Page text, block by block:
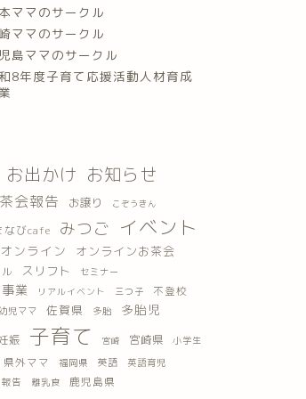
ママのサークル
ママのサークル
島ママのサークル
8年度子育て応援活動人材育成
お出かけ お知らせ
会報告 お譲り こぞうきん
なびcafe みつご イベント
オンライン オンラインお茶会
スリフト セミナー
業 リアルイベント 三つ子 不登校
児ママ 佐賀県 多胎 多胎児
娠 子育て 宮崎 宮崎県 小学生
県外ママ 福岡県 英語 英語育児
告 離乳食 鹿児島県